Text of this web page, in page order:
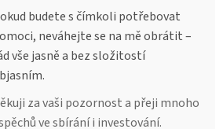
budete s čímkoli potřebovat
neváhejte se na mě obrátit –
vše jasně a bez složitostí
za vaši pozornost a přeji mnoho
ve sbírání i investování.